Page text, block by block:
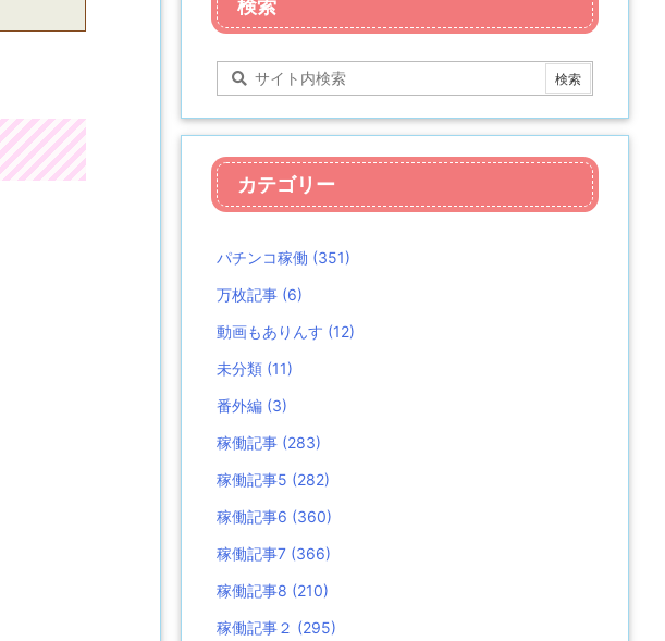
検索
カテゴリー
パチンコ稼働 (351)
万枚記事 (6)
動画もありんす (12)
未分類 (11)
番外編 (3)
稼働記事 (283)
稼働記事5 (282)
稼働記事6 (360)
稼働記事7 (366)
稼働記事8 (210)
稼働記事２ (295)